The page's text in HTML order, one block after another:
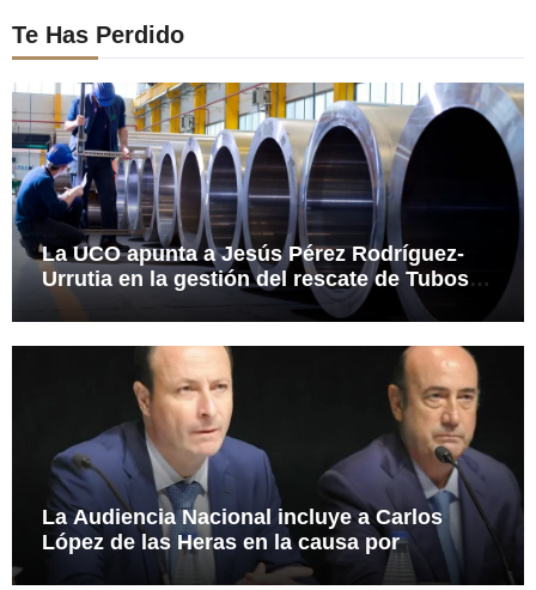
Te Has Perdido
La UCO apunta a Jesús Pérez Rodríguez-
Urrutia en la gestión del rescate de Tubos
Reunidos
La Audiencia Nacional incluye a Carlos
López de las Heras en la causa por
presuntas irregularidades en el rescate de